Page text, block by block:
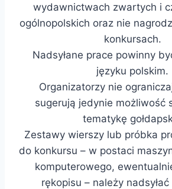
wydawnictwach zwartych i
ogólnopolskich oraz nie
konkursach.
Nadsyłane prace powinny
języku polskim.
Organizatorzy nie
sugerują jedynie możliwość
tematykę
Zestawy wierszy lub próbka
do konkursu – w postaci
komputerowego,
rękopisu – należy